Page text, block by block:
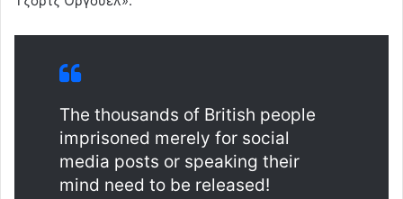
The thousands of British people
imprisoned merely for social
media posts or speaking their
mind need to be released!